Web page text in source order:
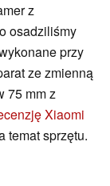
z
osadziliśmy
przy
ze zmienną
75 mm z
Xiaomi
temat sprzętu.